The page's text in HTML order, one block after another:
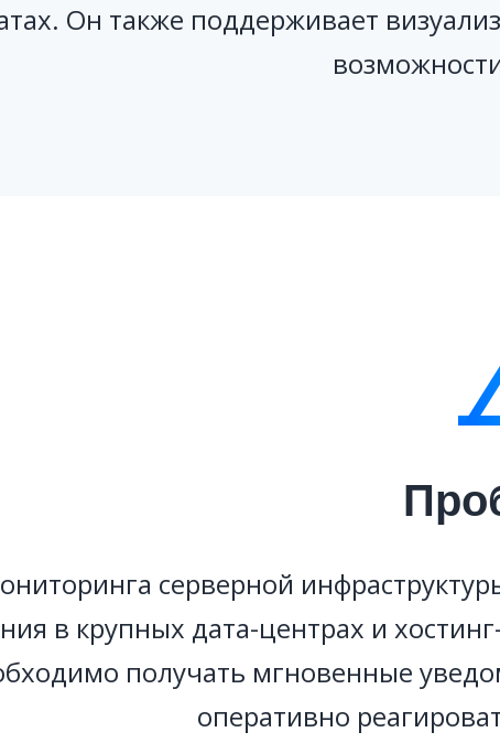
Он также поддерживает
серверной
в крупных дата-центрах и
получать мгновенные
оперативно